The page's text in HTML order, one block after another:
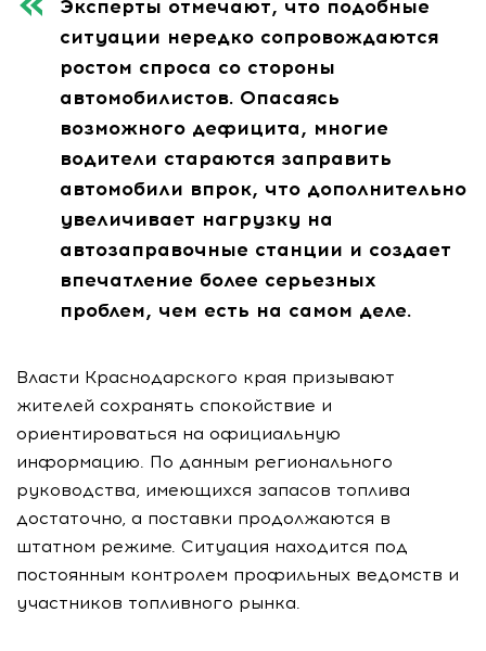
Эксперты отмечают, что подобные
ситуации нередко сопровождаются
ростом спроса со стороны
автомобилистов. Опасаясь
возможного дефицита, многие
водители стараются заправить
автомобили впрок, что дополнительно
увеличивает нагрузку на
автозаправочные станции и создает
впечатление более серьезных
проблем, чем есть на самом деле.
Власти Краснодарского края призывают
жителей сохранять спокойствие и
ориентироваться на официальную
информацию. По данным регионального
руководства, имеющихся запасов топлива
достаточно, а поставки продолжаются в
штатном режиме. Ситуация находится под
постоянным контролем профильных ведомств и
участников топливного рынка.